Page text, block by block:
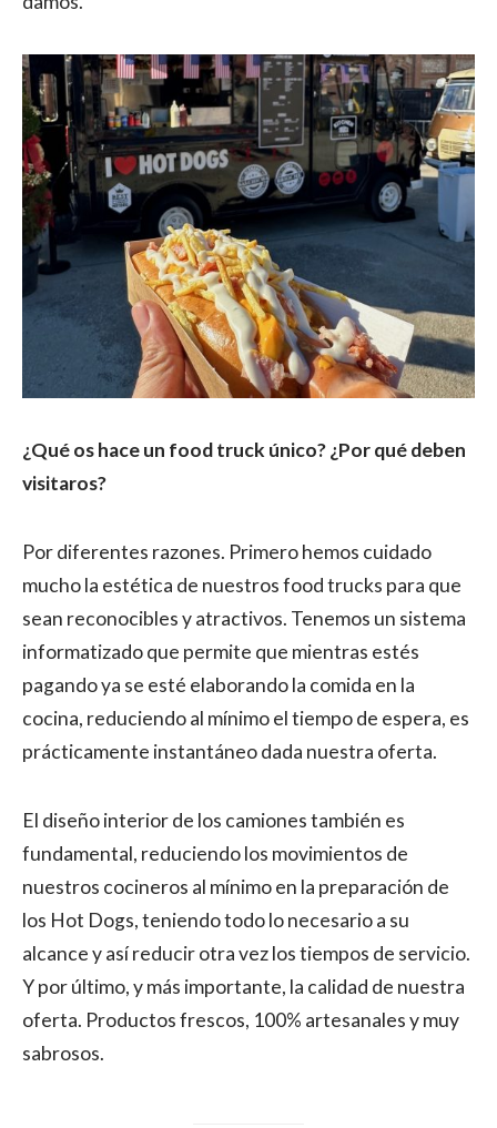
¿Qué os hace un food truck único? ¿Por qué deben
visitaros?
Por diferentes razones. Primero hemos cuidado
mucho la estética de nuestros food trucks para que
sean reconocibles y atractivos. Tenemos un sistema
informatizado que permite que mientras estés
pagando ya se esté elaborando la comida en la
cocina, reduciendo al mínimo el tiempo de espera, es
prácticamente instantáneo dada nuestra oferta.
El diseño interior de los camiones también es
fundamental, reduciendo los movimientos de
nuestros cocineros al mínimo en la preparación de
los Hot Dogs, teniendo todo lo necesario a su
alcance y así reducir otra vez los tiempos de servicio.
Y por último, y más importante, la calidad de nuestra
oferta. Productos frescos, 100% artesanales y muy
sabrosos.